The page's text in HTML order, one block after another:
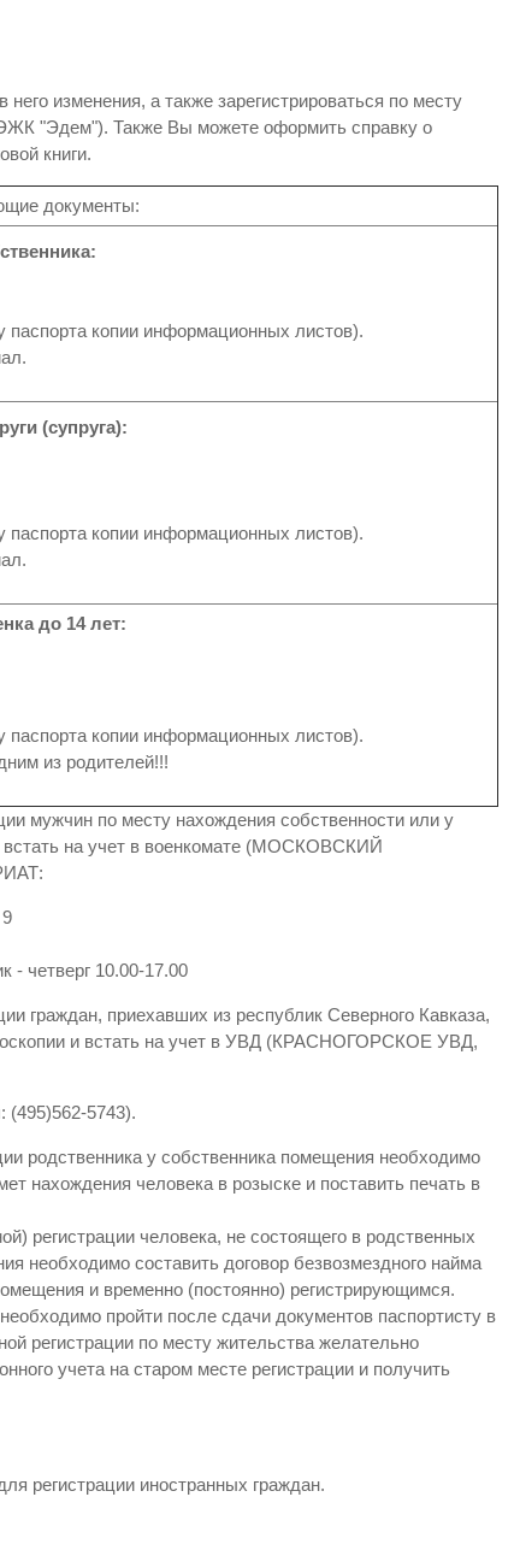
изменения, а также зарегистрироваться по месту
"Эдем"). Также Вы можете оформить справку о
книги.
документы:
паспорта копии информационных листов).
(супруга):
паспорта копии информационных листов).
до 14 лет:
паспорта копии информационных листов).
из родителей!!!
мужчин по месту нахождения собственности или у
встать на учет в военкомате (МОСКОВСКИЙ
- четверг 10.00-17.00
граждан, приехавших из республик Северного Кавказа,
и встать на учет в УВД (КРАСНОГОРСКОЕ УВД,
(495)562-5743).
родственника у собственника помещения необходимо
нахождения человека в розыске и поставить печать в
регистрации человека, не состоящего в родственных
необходимо составить договор безвозмездного найма
и временно (постоянно) регистрирующимся.
пройти после сдачи документов паспортисту в
регистрации по месту жительства желательно
учета на старом месте регистрации и получить
регистрации иностранных граждан.